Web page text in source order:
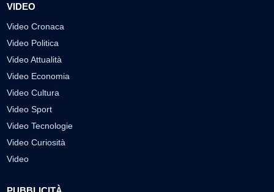
VIDEO
Video Cronaca
Video Politica
Video Attualità
Video Economia
Video Cultura
Video Sport
Video Tecnologie
Video Curiosità
Video